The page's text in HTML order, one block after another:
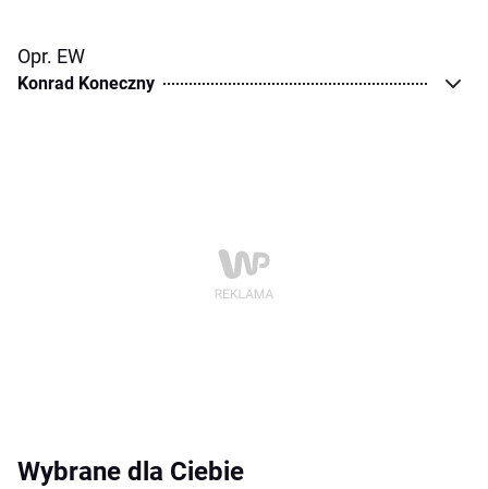
Opr. EW
Konrad Koneczny
Wybrane dla Ciebie